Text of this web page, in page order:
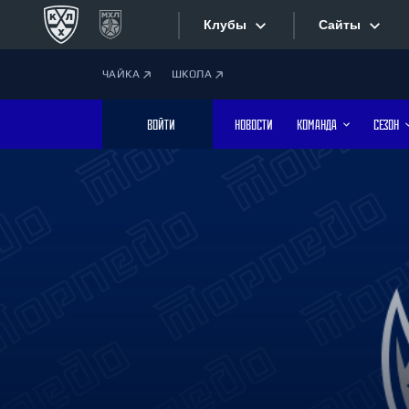
Клубы
Дивизион Боброва
Лада
Сайты
Фотобанк
ЧАЙКА ШКОЛА
ВОЙТИ НОВОСТИ КОМАНДА СЕЗОН